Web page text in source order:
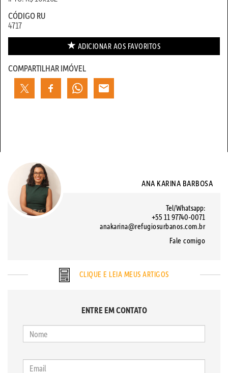
CÓDIGO RU
4717
ADICIONAR AOS FAVORITOS
COMPARTILHAR IMÓVEL
ANA KARINA BARBOSA
Tel/Whatsapp:
+55 11 97740-0071
anakarina@refugiosurbanos.com.br
Fale comigo
CLIQUE E LEIA MEUS ARTIGOS
ENTRE EM CONTATO